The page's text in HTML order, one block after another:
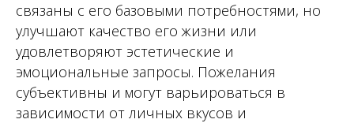
связаны с его базовыми потребностями, но
улучшают качество его жизни или
удовлетворяют эстетические и
эмоциональные запросы. Пожелания
субъективны и могут варьироваться в
зависимости от личных вкусов и